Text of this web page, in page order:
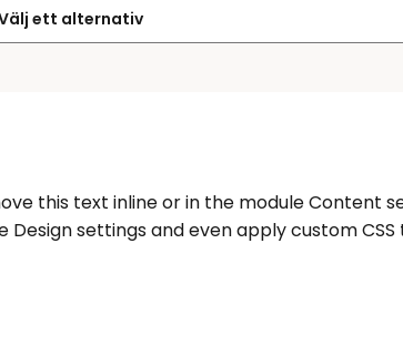
this text inline or in the module Content
settings and even apply custom